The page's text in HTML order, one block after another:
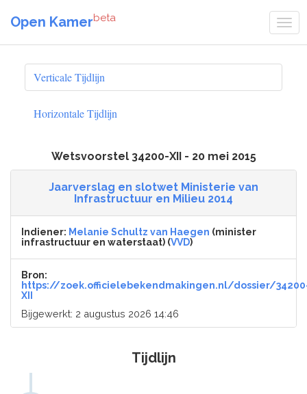
Open Kamerbeta
Verticale Tijdlijn
Horizontale Tijdlijn
Wetsvoorstel 34200-XII - 20 mei 2015
Jaarverslag en slotwet Ministerie van
Infrastructuur en Milieu 2014
Indiener: Melanie Schultz van Haegen (minister
infrastructuur en waterstaat) (VVD)
Bron:
https://zoek.officielebekendmakingen.nl/dossier/
XII
Bijgewerkt: 2 augustus 2026 14:46
Tijdlijn